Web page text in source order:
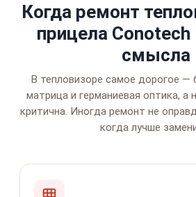
Когда ремонт
прицела Conotech
смысла
В тепловизоре самое дорогое —
матрица и германиевая оптика, а
критична. Иногда ремонт не
когда лучше